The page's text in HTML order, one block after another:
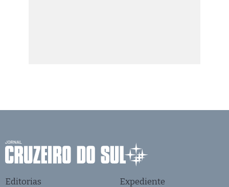
Editorias Expediente